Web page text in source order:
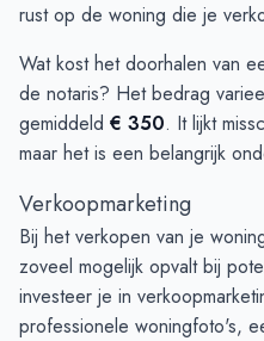
rust op de woning die je
Wat kost het doorhalen van
de notaris? Het bedrag
gemiddeld € 350. It lijkt
maar het is een belangrijk
Verkoopmarketing
Bij het verkopen van je
zoveel mogelijk opvalt bij
investeer je in
professionele woningfoto's,